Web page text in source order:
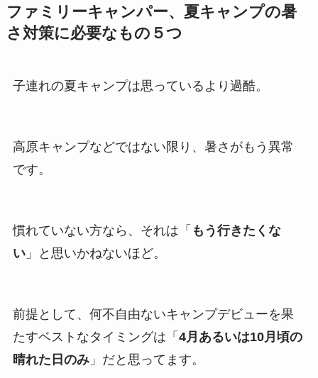
ファミリーキャンパー、夏キャンプの暑
さ対策に必要なもの５つ
子連れの夏キャンプは思っているより過酷。
高原キャンプなどではない限り、暑さがもう異常
です。
慣れていない方なら、それは「 もう行きたくな
い」と思いかねないほど。
前提として、何不自由ないキャンプデビューを果
たすベストなタイミングは「 4月あるいは10月頃の
晴れた日のみ」だと思ってます。